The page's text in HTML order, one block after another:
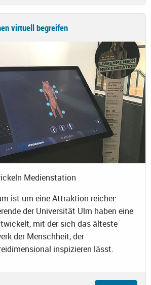
virtuell begreifen
Medienstation
ist um eine Attraktion reicher:
der Universität Ulm haben eine
mit der sich das älteste
der Menschheit, der
inspizieren lässt.